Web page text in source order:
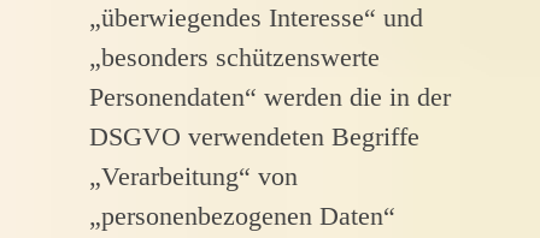
„überwiegendes Interesse“ und
„besonders schützenswerte
Personendaten“ werden die in der
DSGVO verwendeten Begriffe
„Verarbeitung“ von
„personenbezogenen Daten“